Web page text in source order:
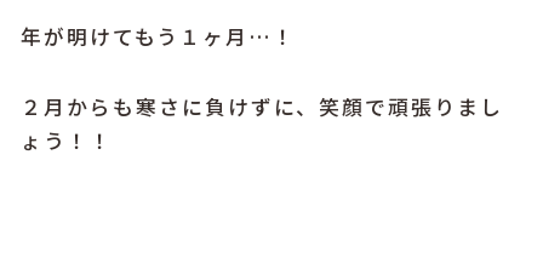
年が明けてもう１ヶ月…！
２月からも寒さに負けずに、笑顔で頑張りまし
ょう！！